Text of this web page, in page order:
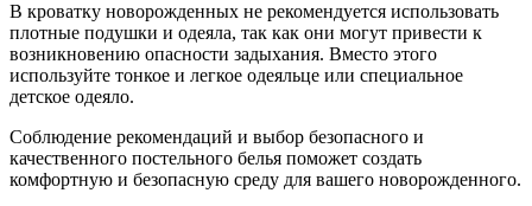
В кроватку новорожденных не рекомендуется использовать
плотные подушки и одеяла, так как они могут привести к
возникновению опасности задыхания. Вместо этого
используйте тонкое и легкое одеяльце или специальное
детское одеяло.
Соблюдение рекомендаций и выбор безопасного и
качественного постельного белья поможет создать
комфортную и безопасную среду для вашего новорожденного.